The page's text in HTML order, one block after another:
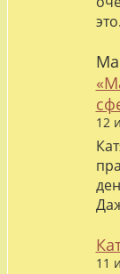
12
11